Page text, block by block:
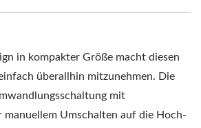
in kompakter Größe macht diesen
überallhin mitzunehmen. Die
mit
manuellem Umschalten auf die Hoch-